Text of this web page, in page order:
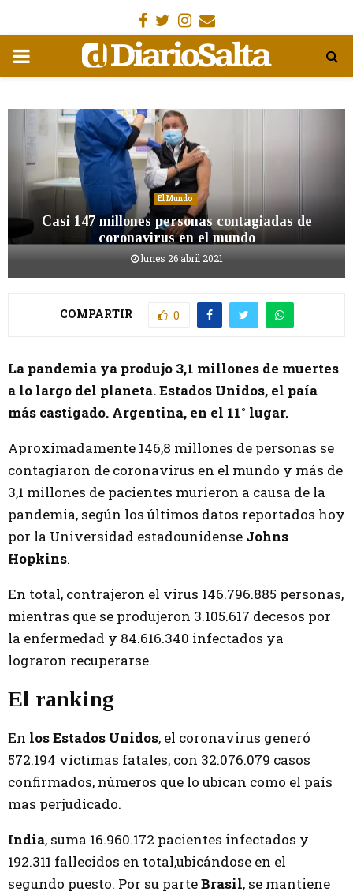
Facebook
Gorjeo
Instagram
Email
MENÚ
El Mundo
Casi 147 millones personas contagiadas de
coronavirus en el mundo
lunes 26 abril 2021
COMPARTIR 0
La pandemia ya produjo 3,1 millones de muertes
a lo largo del planeta. Estados Unidos, el paía
más castigado. Argentina, en el 11° lugar.
Aproximadamente 146,8 millones de personas se
contagiaron de coronavirus en el mundo y más de
3,1 millones de pacientes murieron a causa de la
pandemia, según los últimos datos reportados hoy
por la Universidad estadounidense Johns
Hopkins.
En total, contrajeron el virus 146.796.885 personas,
mientras que se produjeron 3.105.617 decesos por
la enfermedad y 84.616.340 infectados ya
lograron recuperarse.
El ranking
En los Estados Unidos, el coronavirus generó
572.194 víctimas fatales, con 32.076.079 casos
confirmados, números que lo ubican como el país
mas perjudicado.
India, suma 16.960.172 pacientes infectados y
192.311 fallecidos en total,ubicándose en el
segundo puesto. Por su parteBrasil, se mantiene